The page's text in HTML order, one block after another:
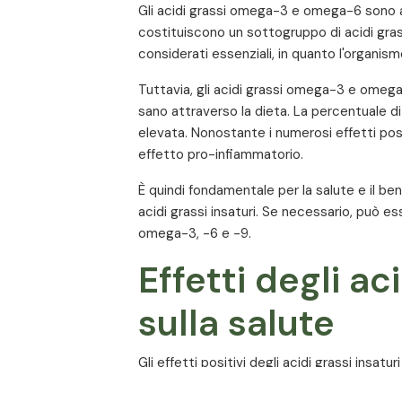
di cui EPA (Omega-3)
di cui DHA (Omega-3)
di cui Acido gamma-linolenico (Omega-6)
Olio extravergine di oliva
di cui Acido oleico (Omega-9)
Gli acidi grassi omega-3 e omega-6
costituiscono un sottogruppo di acidi
considerati essenziali, in quanto
Tuttavia, gli acidi grassi omega-3 e
sano attraverso la dieta. La percentuale
elevata. Nonostante i numerosi effetti
effetto pro-infiammatorio.
È quindi fondamentale per la salute e il
acidi grassi insaturi. Se necessario, può
omega-3, -6 e -9.
Effetti degli
sulla salute
Gli effetti positivi degli acidi grassi